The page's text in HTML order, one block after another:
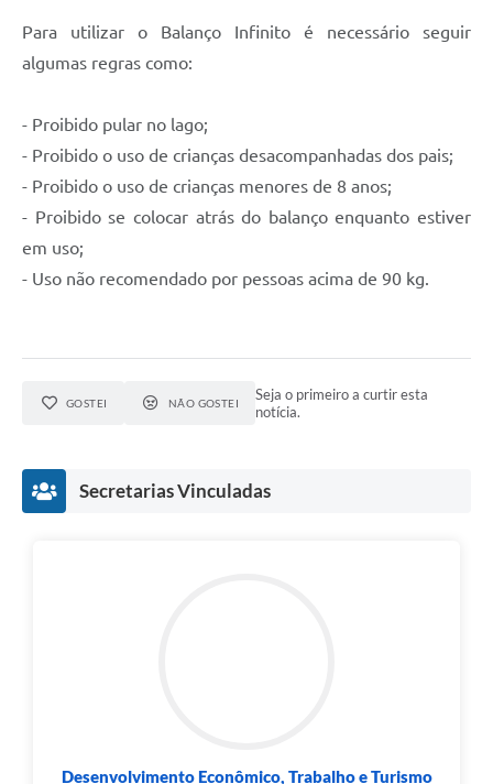
Para utilizar o Balanço Infinito é necessário seguir
algumas regras como:
- Proibido pular no lago;
- Proibido o uso de crianças desacompanhadas dos pais;
- Proibido o uso de crianças menores de 8 anos;
- Proibido se colocar atrás do balanço enquanto estiver
em uso;
- Uso não recomendado por pessoas acima de 90 kg.
GOSTEI NÃO GOSTEI
Seja o primeiro a curtir esta
notícia.
Secretarias Vinculadas
Desenvolvimento Econômico, Trabalho e Turismo